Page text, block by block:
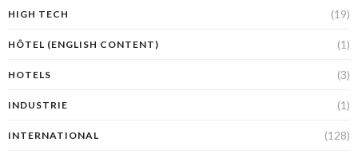
HIGH TECH (19)
HÔTEL (ENGLISH CONTENT) (1)
HOTELS (3)
INDUSTRIE (1)
INTERNATIONAL (128)